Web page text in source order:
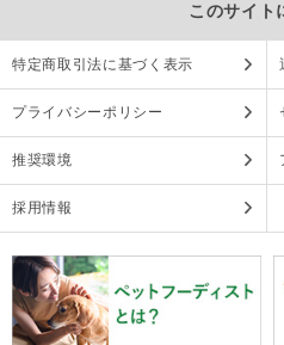
このサイト
特定商取引法に基づく表示
プライバシーポリシー
推奨環境
採用情報